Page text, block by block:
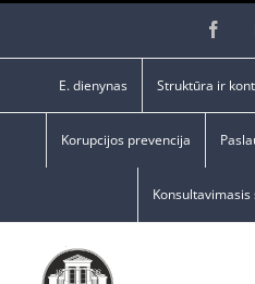
E. dienynas Struktūra ir
Korupcijos prevencija